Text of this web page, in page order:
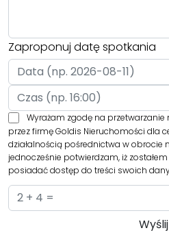
Zaproponuj datę spotkania
Wyrażam zgodę na
przez firmę Goldis Nieruchomości dla
działalnością pośrednictwa w obrocie
jednocześnie potwierdzam, iż
posiadać dostęp do treści swoich